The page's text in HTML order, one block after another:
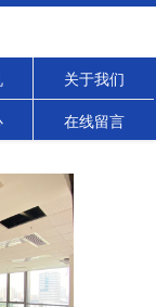
关于我们
在线留言